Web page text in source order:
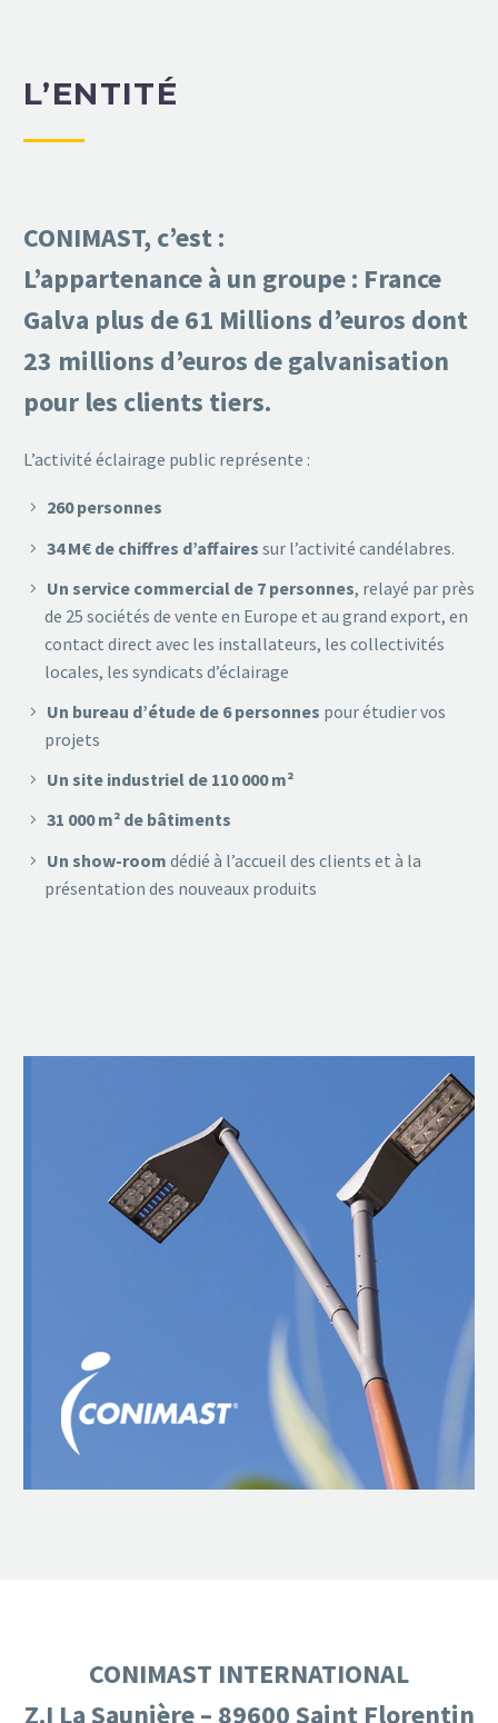
L’ENTITÉ
CONIMAST, c’est :
L’appartenance à un groupe : France
Galva plus de 61 Millions d’euros dont
23 millions d’euros de galvanisation
pour les clients tiers.
L’activité éclairage public représente :
260 personnes
34 M€ de chiffres d’affaires sur l’activité candélabres.
Un service commercial de 7 personnes, relayé par près
de 25 sociétés de vente en Europe et au grand export, en
contact direct avec les installateurs, les collectivités
locales, les syndicats d’éclairage
Un bureau d’étude de 6 personnes pour étudier vos
projets
Un site industriel de 110 000 m²
31 000 m² de bâtiments
Un show-room dédié à l’accueil des clients et à la
présentation des nouveaux produits
CONIMAST INTERNATIONAL
Z.I La Saunière – 89600 Saint Florentin